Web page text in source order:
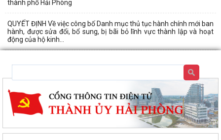
thành phố Hải Phòng
QUYẾT ĐỊNH Về việc công bố Danh mục thủ tục hành chính mới ban
hành, được sửa đổi, bổ sung, bị bãi bỏ lĩnh vực thành lập và hoạt
động của hộ kinh...